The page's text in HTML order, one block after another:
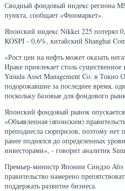
Сводный фондовый индекс региона
пункта, сообщает «Финмаркет».
Японский индекс Nikkei 225 потерял
KOSPI - 0,6%, китайский Shanghai
«Рост цен на нефть может оказать
Ираке привлекает столь
Yasuda Asset Management Co. в Токио
подорожавшие за последнее время,
поскольку базовые для фондового
Японский фондовый рынок
«Объявленная (японским)
преподнесла сюрпризов, поэтому
ранее поднялся до определенных
инвесторами», - говорит аналитик
Премьер-министр Японии Синдзо Абэ
правительство намерено
поддержать развитие бизнеса.